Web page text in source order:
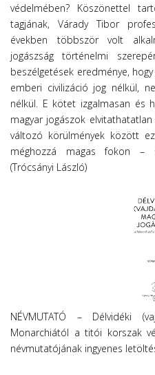
védelmében? Köszönettel
tagjának, Várady Tibor
években többször volt
jogászság történelmi
beszélgetések eredménye,
emberi civilizáció jog nélkül,
nélkül. E kötet izgalmasan és
magyar jogászok
változó körülmények között
méghozzá magas fokon –
(Trócsányi László)
NÉVMUTATÓ – Délvidéki
Monarchiától a titói korszak
névmutatójának ingyenes